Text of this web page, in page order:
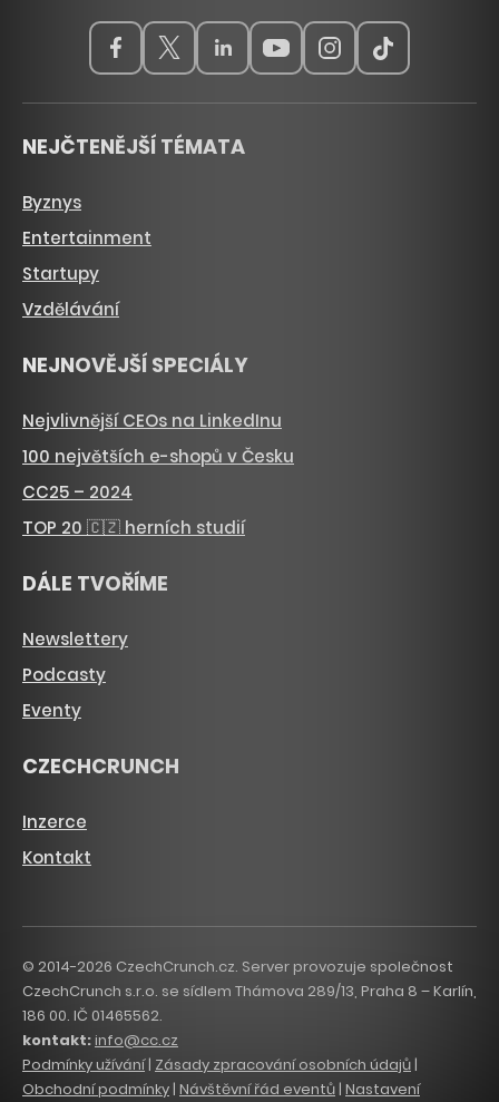
NEJČTENĚJŠÍ TÉMATA
Byznys
Entertainment
Startupy
Vzdělávání
NEJNOVĚJŠÍ SPECIÁLY
Nejvlivnější CEOs na LinkedInu
100 největších e-shopů v Česku
CC25 – 2024
TOP 20 🇨🇿 herních studií
DÁLE TVOŘÍME
Newslettery
Podcasty
Eventy
CZECHCRUNCH
Inzerce
Kontakt
© 2014-2026 CzechCrunch.cz. Server provozuje společnost
CzechCrunch s.r.o. se sídlem Thámova 289/13, Praha 8 – Karlín,
186 00. IČ 01465562.
kontakt:info@cc.cz
Podmínky užívání| Zásady zpracování osobních údajů |
Obchodní podmínky | Návštěvní řád eventů | Nastavení